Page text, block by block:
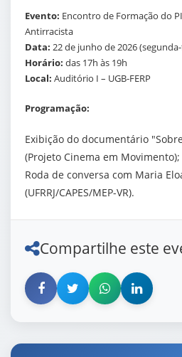
Evento: Encontro de Formação do
Antirracista
Data: 22 de junho de 2026
Horário: das 17h às 19h
Local: Auditório I – UGB-FERP
Programação:
Exibição do documentário
(Projeto Cinema em Movimento);
Roda de conversa com Maria
(UFRRJ/CAPES/MEP-VR).
Compartilhe este